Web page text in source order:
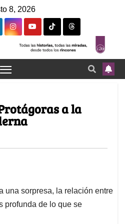
8, 2026
a la
una sorpresa, la relación entre
profunda de lo que se